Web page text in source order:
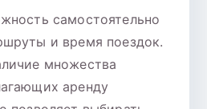
самостоятельно
и время поездок.
множества
аренду